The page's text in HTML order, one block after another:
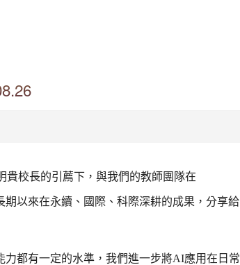
校長的引薦下，與我們的教師團隊在
期以來在永續、國際、科際深耕的成果，分享給
都有一定的水準，我們進一步將AI應用在日常